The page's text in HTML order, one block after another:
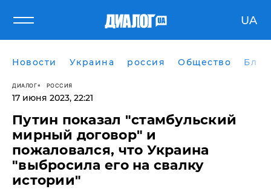
UA
Новости Украина россия Общество
ДИАЛОГ РОССИЯ
17 июня 2023, 22:21
Путин показал "стамбульский
мирный договор" и
пожаловался, что Украина
"выбросила его на свалку
истории"